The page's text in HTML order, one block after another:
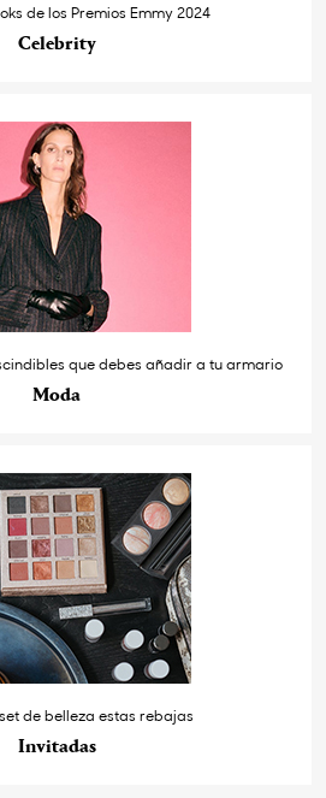
de los Premios Emmy 2024
Celebrity
que debes añadir a tu armario
Moda
de belleza estas rebajas
Invitadas